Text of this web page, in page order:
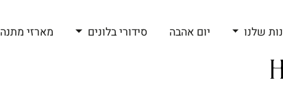
שלנו יום אהבה סידורי בלונים מארזי מתנה